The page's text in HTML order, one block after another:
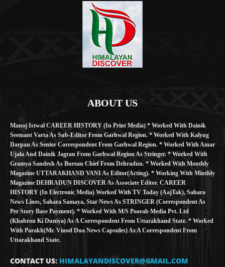
ABOUT US
Manoj Istwal CAREER HISTORY (in Print Media) * Worked With Dainik
Seemant Varta As Sub-Editor From Garhwal Region. * Worked With Kalyug
Darpan As Senior Correspondent From Garhwal Region. * Worked With Amar
Ujala And Dainik Jagran From Garhwal Region As Stringer. * Worked With
Gramya Sandesh As Bureau Chief From Dehradun. * Worked With Monthly
Magazine UTTARAKHAND VANI As Editor(Acting). * Working With Minthly
Magazine DEHRADUN DISCOVER As Associate Editor. CAREER
HISTORY (in Electronic Media) Worked With TV Today (AajTak), Sahara
News Lines, Sahara Samaya, Star News As STRINGER (Correspondent As
Per Story Base Payment). * Worked With M/S Poorab Media Pvt. Ltd
(Khabron Ki Duniya) As A Correspondent From Uttarakhand State. * Worked
With Parakh(Mr. Vinod Dua News Capsules) As A Correspondent From
Uttarakhand State.
CONTACT US: HIMALAYANDISCOVER@GMAIL.COM